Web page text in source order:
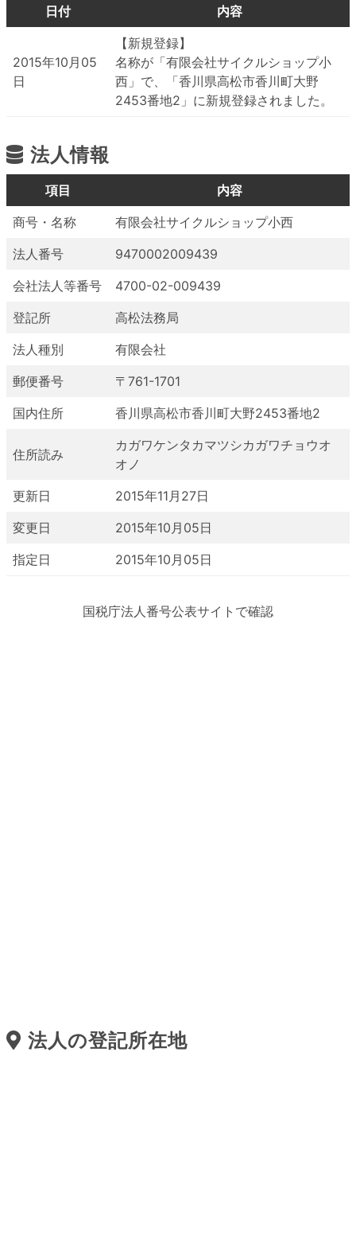
日付 内容
2015年10月05
日
【新規登録】
名称が「有限会社サイクルショップ小
西」で、「香川県高松市香川町大野
2453番地2」に新規登録されました。
法人情報
項目
内容
商号・名称
有限会社サイクルショップ小西
法人番号
9470002009439
会社法人等番号
4700-02-009439
登記所
高松法務局
法人種別
有限会社
郵便番号
〒761-1701
国内住所
香川県高松市香川町大野2453番地2
住所読み
カガワケンタカマツシカガワチョウオ
オノ
更新日
2015年11月27日
変更日
2015年10月05日
指定日
2015年10月05日
国税庁法人番号公表サイトで確認
法人の登記所在地